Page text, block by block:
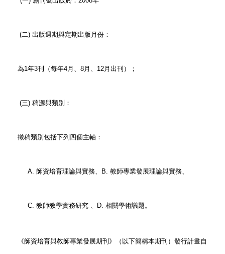
(二) 出版週期與定期出版月份：
為1年3刊（每年4月、8月、12月出刊）；
(三) 稿源與類別：
徵稿類別包括下列四個主軸：
A. 師資培育理論與實務、B. 教師專業發展理論與實務、
C. 教師教學實務研究 、D. 相關學術議題。
《師資培育與教師專業發展期刊》（以下簡稱本期刊）發行計畫自